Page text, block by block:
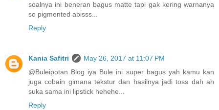
soalnya ini beneran bagus matte tapi gak kering warnanya
so pigmented abisss...
Reply
Kania Safitri
May 26, 2017 at 11:07 PM
@Buleipotan Blog iya Bule ini super bagus yah kamu kan
juga cobain gimana tekstur dan hasilnya jadi toss dah ah
suka sama ini lipstick hehehe...
Reply